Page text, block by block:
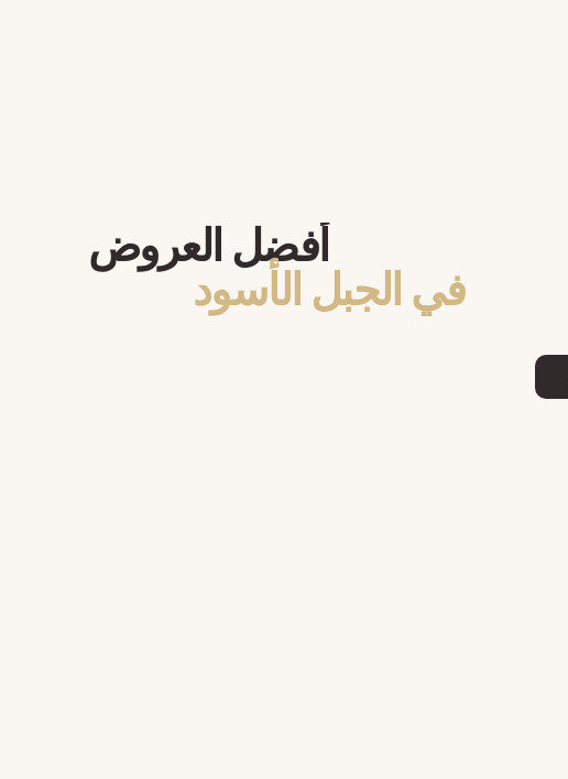
أفضل العروض
في الجبل الأسود